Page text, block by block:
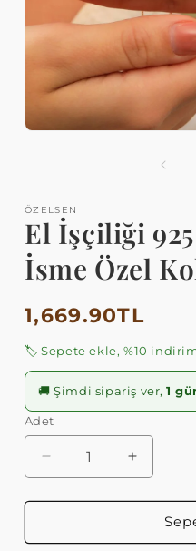
ÖZELSEN
El İşçiliği
İsme Özel
Normal
1,669.90TL
🏷️ Sepete ekle, %10
🚚 Şimdi sipariş ver, 1
Adet
İşçiliği
925
Gümüş
El
İşçiliği
925
Gümüş